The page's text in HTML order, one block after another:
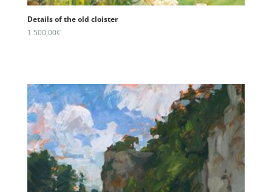
Details of the old cloister
1 500,00€